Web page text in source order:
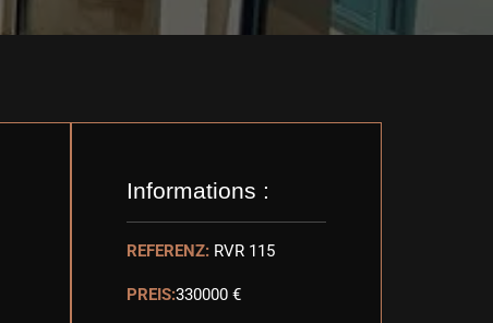
Informations :
REFERENZ: RVR 115
PREIS:330000 €